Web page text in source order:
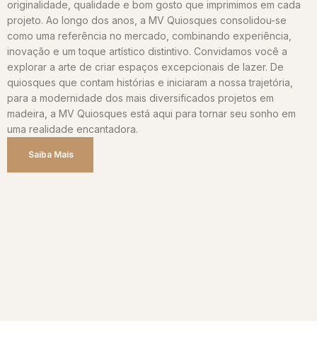
originalidade, qualidade e bom gosto que imprimimos em cada
projeto. Ao longo dos anos, a MV Quiosques consolidou-se
como uma referência no mercado, combinando experiência,
inovação e um toque artístico distintivo. Convidamos você a
explorar a arte de criar espaços excepcionais de lazer. De
quiosques que contam histórias e iniciaram a nossa trajetória,
para a modernidade dos mais diversificados projetos em
madeira, a MV Quiosques está aqui para tornar seu sonho em
uma realidade encantadora.
Saiba Mais